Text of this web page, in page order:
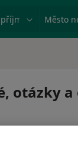
příjmení Město
otázky a